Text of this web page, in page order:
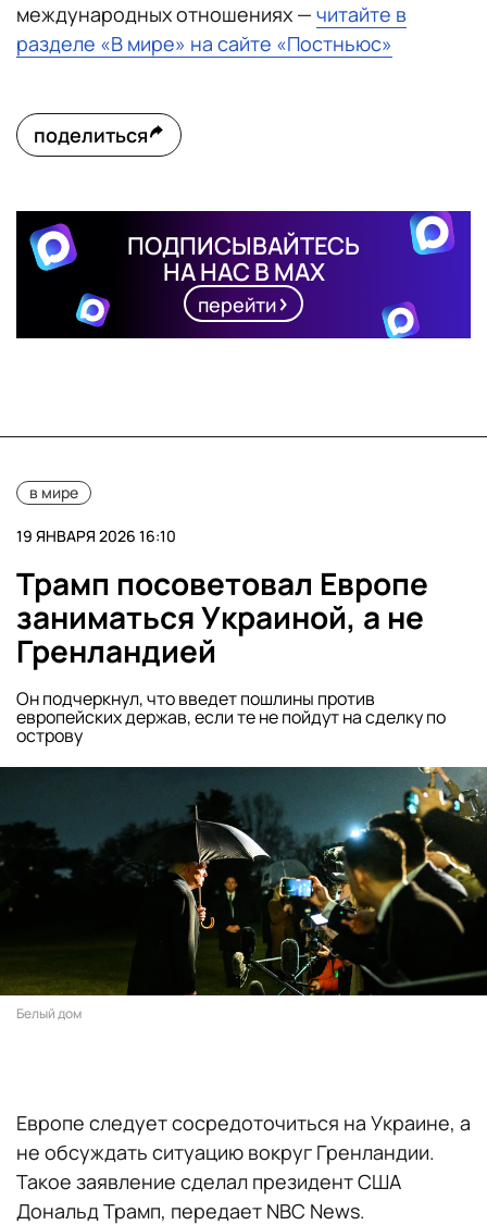
международных отношениях — читайте в
разделе «В мире» на сайте «Постньюс»
поделиться
ПОДПИСЫВАЙТЕСЬ
НА НАС В MAX
перейти
в мире
19 ЯНВАРЯ 2026 16:10
Трамп посоветовал Европе
заниматься Украиной, а не
Гренландией
Он подчеркнул, что введет пошлины против
европейских держав, если те не пойдут на сделку по
острову
Белый дом
Европе следует сосредоточиться на Украине, а
не обсуждать ситуацию вокруг Гренландии.
Такое заявление сделал президент США
Дональд Трамп, передает NBC News.